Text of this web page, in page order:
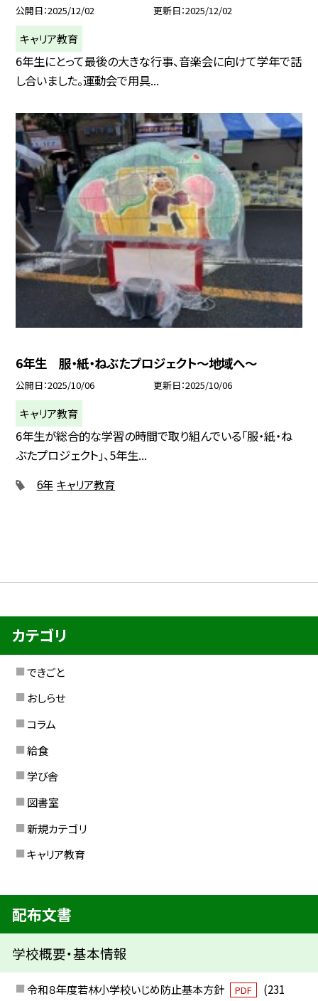
公開日 2025/12/02 更新日 2025/12/02
キャリア教育
6年生にとって最後の大きな行事、音楽会に向けて学年で話
し合いました。運動会で用具...
6年生 服・紙・ねぶたプロジェクト〜地域へ〜
公開日 2025/10/06 更新日 2025/10/06
キャリア教育
6年生が総合的な学習の時間で取り組んでいる「服・紙・ね
ぶたプロジェクト」、5年生...
6年 キャリア教育
カテゴリ
できごと
おしらせ
コラム
給食
学び舎
図書室
新規カテゴリ
キャリア教育
配布文書
学校概要・基本情報
令和８年度若林小学校いじめ防止基本方針 PDF
(231